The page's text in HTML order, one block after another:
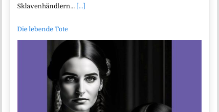
Sklavenhändlern… [...]
Die lebende Tote